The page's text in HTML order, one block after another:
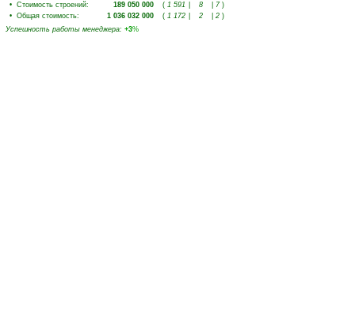
• Стоимость строений: 189 050 000 ( 1 591 8 7 )
• Общая стоимость: 1 036 032 000 ( 1 172 2 2 )
Успешность работы менеджера: +3%